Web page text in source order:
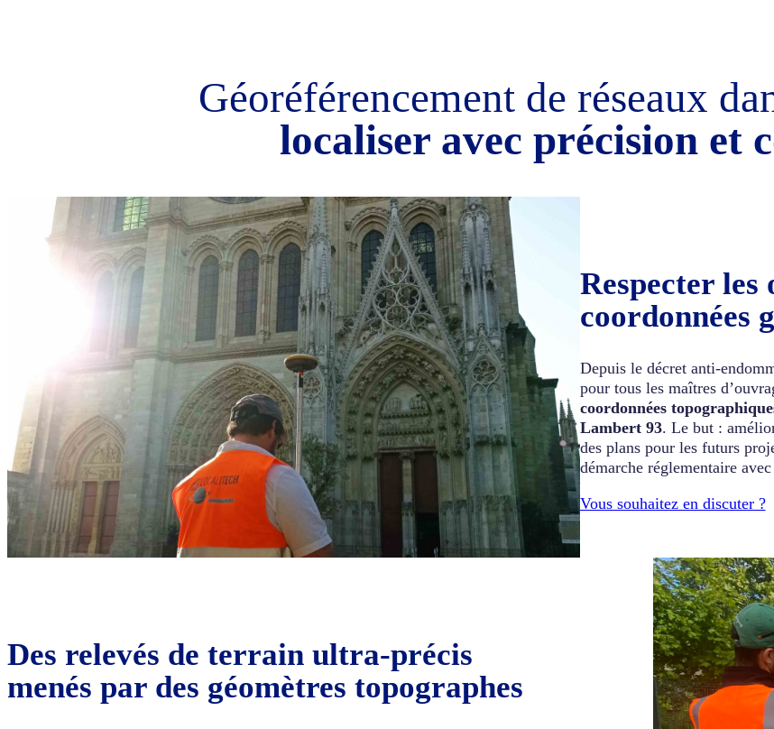
Géoréférencement de réseaux
localiser avec précision et
Respecter les
coordonnées
Depuis le décret anti-
pour tous les maîtres
coordonnées
Lambert 93. Le but :
des plans pour les futurs
démarche réglementaire
Vous souhaitez en discuter ?
Des relevés de terrain ultra-précis
menés par des géomètres topographes